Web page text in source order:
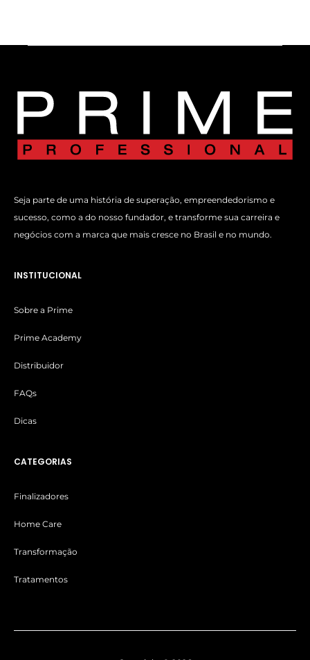
Seja parte de uma história de superação, empreendedorismo e
sucesso, como a do nosso fundador, e transforme sua carreira e
negócios com a marca que mais cresce no Brasil e no mundo.
INSTITUCIONAL
Sobre a Prime
Prime Academy
Distribuidor
FAQs
Dicas
CATEGORIAS
Finalizadores
Home Care
Transformação
Tratamentos